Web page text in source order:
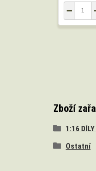
Zboží
1:16 DÍLY
Ostatní